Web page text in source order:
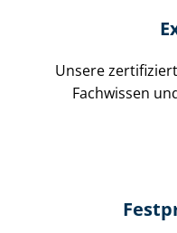
Unsere
Fachwissen